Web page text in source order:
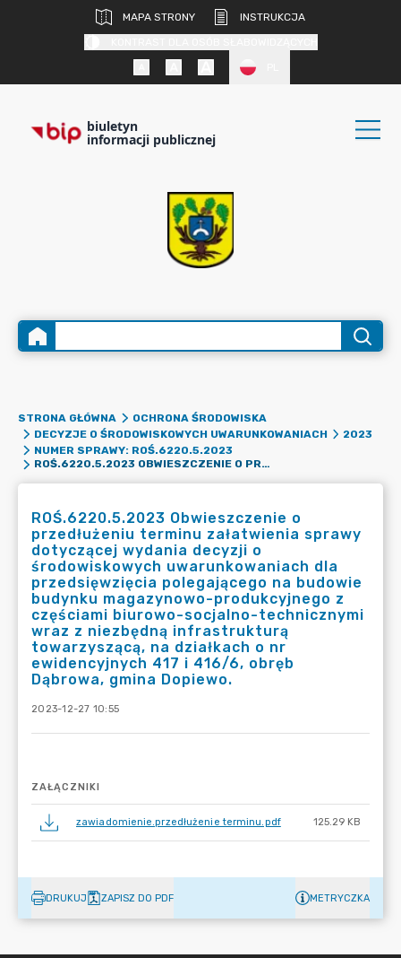
MAPA STRONY
INSTRUKCJA
biuletyn
informacji publicznej
STRONA GŁÓWNA
OCHRONA ŚRODOWISKA
DECYZJE O ŚRODOWISKOWYCH UWARUNKOWANIACH
2023
NUMER SPRAWY: ROŚ.6220.5.2023
ROŚ.6220.5.2023 OBWIESZCZENIE O PRZEDŁUŻENIU TERMINU ZAŁATWIENIA SPRAWY DOTYCZĄCEJ WYDANIA DECYZJI O ŚRODOWISKOWYCH UWARUNKOWANIACH DLA PRZEDSIĘWZIĘCIA POLEGAJĄCEGO NA BUDOWIE BUDYNKU MAGAZYNOWO-PRODUKCYJNEGO Z CZĘŚCIAMI BIUROWO-SOCJALNO-TECHNICZNYMI WRAZ Z NIEZBĘDNĄ INFRASTRUKTURĄ TOWARZYSZĄCĄ, NA DZIAŁKACH O NR EWIDENCYJNYCH 417 I 416/6, OBRĘB DĄBROWA, GMINA DOPIEWO.
ROŚ.6220.5.2023 Obwieszczenie o
przedłużeniu terminu załatwienia sprawy
dotyczącej wydania decyzji o
środowiskowych uwarunkowaniach dla
przedsięwzięcia polegającego na budowie
budynku magazynowo-produkcyjnego z
częściami biurowo-socjalno-technicznymi
wraz z niezbędną infrastrukturą
towarzyszącą, na działkach o nr
ewidencyjnych 417 i 416/6, obręb
Dąbrowa, gmina Dopiewo.
2023-12-27 10:55
ZAŁĄCZNIKI
zawiadomienie.przedłużenie terminu.pdf 125.29 KB
DRUKUJ ZAPISZ DO PDF METRYCZKA